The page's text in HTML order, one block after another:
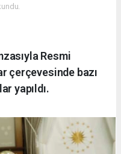
Resmi
çerçevesinde bazı
yapıldı.